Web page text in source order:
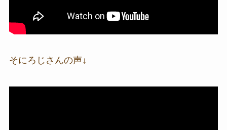
そにろじさんの声↓